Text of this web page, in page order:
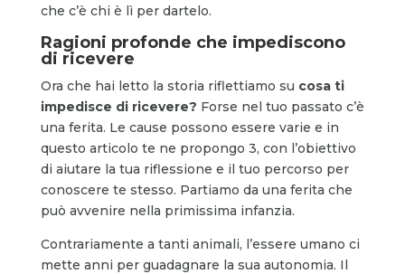
che c’è chi è lì per dartelo.
Ragioni profonde che impediscono
di ricevere
Ora che hai letto la storia riflettiamo su cosa ti
impedisce di ricevere? Forse nel tuo passato c’è
una ferita. Le cause possono essere varie e in
questo articolo te ne propongo 3, con l’obiettivo
di aiutare la tua riflessione e il tuo percorso per
conoscere te stesso. Partiamo da una ferita che
può avvenire nella primissima infanzia.
Contrariamente a tanti animali, l’essere umano ci
mette anni per guadagnare la sua autonomia. Il